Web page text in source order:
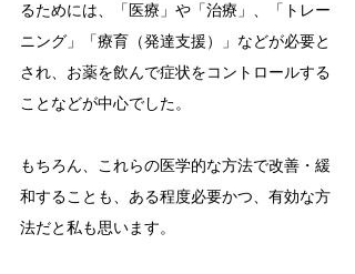
るためには、「医療」や「治療」、「トレー
ニング」「療育（発達支援）」などが必要と
され、お薬を飲んで症状をコントロールする
ことなどが中心でした。
もちろん、これらの医学的な方法で改善・緩
和することも、ある程度必要かつ、有効な方
法だと私も思います。